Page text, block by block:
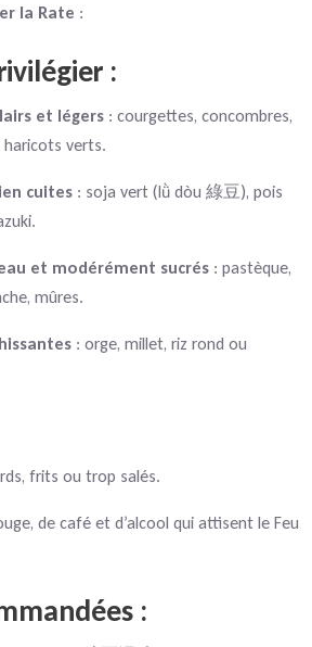
la Rate :
:
et légers : courgettes, concombres,
haricots verts.
cuites : soja vert (lǜ dòu 綠豆), pois
et modérément sucrés : pastèque,
mûres.
: orge, millet, riz rond ou
frits ou trop salés.
de café et d’alcool qui attisent le Feu
: